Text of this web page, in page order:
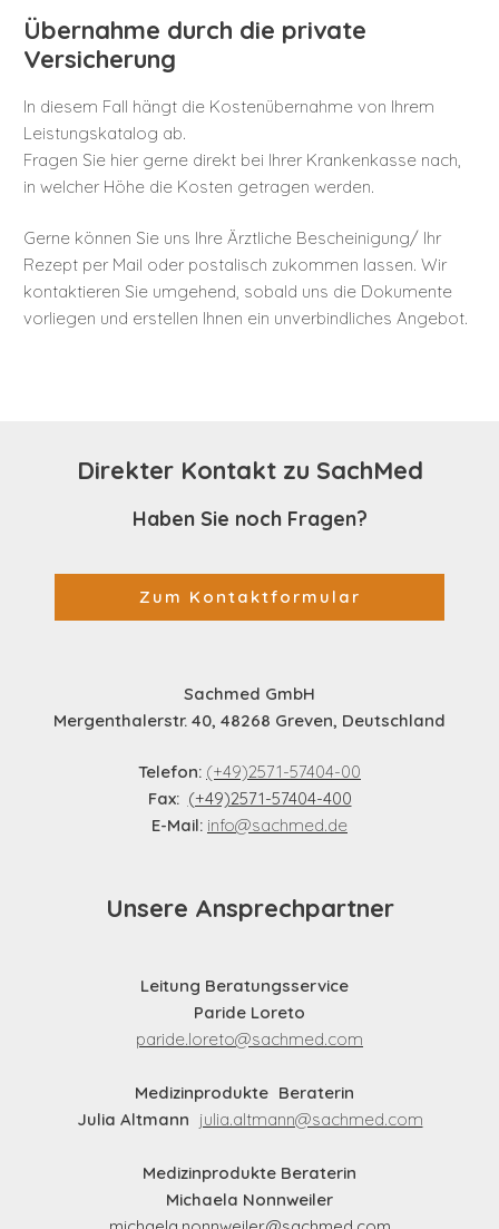
Übernahme durch die private
Versicherung
In diesem Fall hängt die Kostenübernahme von Ihrem
Leistungskatalog ab.
Fragen Sie hier gerne direkt bei Ihrer Krankenkasse nach,
in welcher Höhe die Kosten getragen werden.
Gerne können Sie uns Ihre Ärztliche Bescheinigung/ Ihr
Rezept per Mail oder postalisch zukommen lassen. Wir
kontaktieren Sie umgehend, sobald uns die Dokumente
vorliegen und erstellen Ihnen ein unverbindliches Angebot.
Direkter Kontakt zu SachMed
Haben Sie noch Fragen?
Zum Kontaktformular
Sachmed GmbH
Mergenthalerstr. 40, 48268 Greven, Deutschland
Telefon: (+49)2571-57404-00
Fax: (+49)2571-57404-400
E-Mail: info@sachmed.de
Unsere Ansprechpartner
Leitung Beratungsservice
Paride Loreto
paride.loreto@sachmed.com
Medizinprodukte Beraterin
Julia Altmann julia.altmann@sachmed.com
Medizinprodukte Beraterin
Michaela Nonnweiler